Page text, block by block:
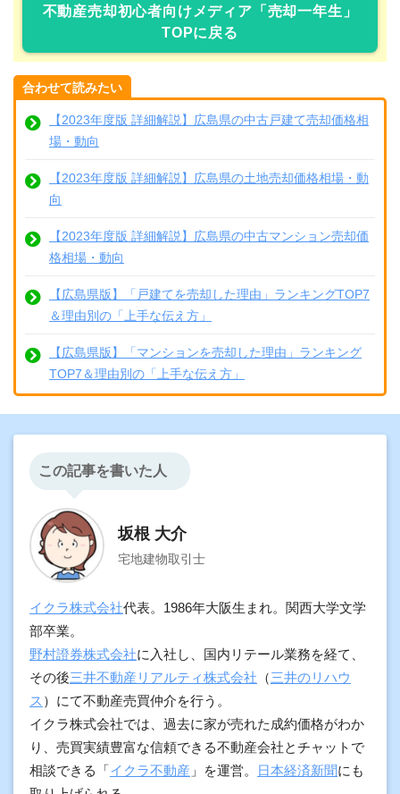
不動産売却初心者向けメディア「売却一年生」
TOPに戻る
合わせて読みたい
【2023年度版 詳細解説】広島県の中古戸建て売却価格相
場・動向
【2023年度版 詳細解説】広島県の土地売却価格相場・動
向
【2023年度版 詳細解説】広島県の中古マンション売却価
格相場・動向
【広島県版】「戸建てを売却した理由」ランキングTOP7
＆理由別の「上手な伝え方」
【広島県版】「マンションを売却した理由」ランキング
TOP7＆理由別の「上手な伝え方」
この記事を書いた人
坂根 大介
宅地建物取引士
イクラ株式会社代表。1986年大阪生まれ。関西大学文学
部卒業。
野村證券株式会社に入社し、国内リテール業務を経て、
その後三井不動産リアルティ株式会社 （三井のリハウ
ス ）にて不動産売買仲介を行う。
イクラ株式会社では、過去に家が売れた成約価格がわか
り、売買実績豊富な信頼できる不動産会社とチャットで
相談できる「イクラ不動産 」を運営。 日本経済新聞にも